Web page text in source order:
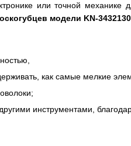
или точной механике
модели KN-
как самые мелкие
инструментами,